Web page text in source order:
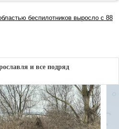
беспилотников выросло с 88